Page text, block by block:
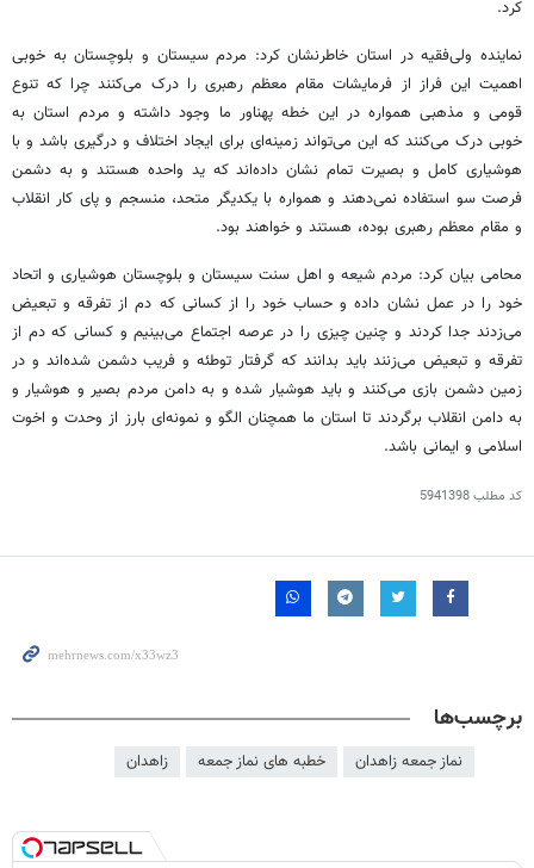
کرد.
نماینده ولی‌فقیه در استان خاطرنشان کرد: مردم سیستان و بلوچستان به خوبی
اهمیت این فراز از فرمایشات مقام معظم رهبری را درک می‌کنند چرا که تنوع
قومی و مذهبی همواره در این خطه پهناور ما وجود داشته و مردم استان به
خوبی درک می‌کنند که این می‌تواند زمینه‌ای برای ایجاد اختلاف و درگیری باشد و با
هوشیاری کامل و بصیرت تمام نشان داده‌اند که ید واحده هستند و به دشمن
فرصت سو استفاده نمی‌دهند و همواره با یکدیگر متحد، منسجم و پای کار انقلاب
و مقام معظم رهبری بوده، هستند و خواهند بود.
محامی بیان کرد: مردم شیعه و اهل سنت سیستان و بلوچستان هوشیاری و اتحاد
خود را در عمل نشان داده و حساب خود را از کسانی که دم از تفرقه و تبعیض
می‌زدند جدا کردند و چنین چیزی را در عرصه اجتماع می‌بینیم و کسانی که دم از
تفرقه و تبعیض می‌زنند باید بدانند که گرفتار توطئه و فریب دشمن شده‌اند و در
زمین دشمن بازی می‌کنند و باید هوشیار شده و به دامن مردم بصیر و هوشیار و
به دامن انقلاب برگردند تا استان ما همچنان الگو و نمونه‌ای بارز از وحدت و اخوت
اسلامی و ایمانی باشد.
کد مطلب5941398
برچسب‌ها
نماز جمعه زاهدان خطبه های نماز جمعه زاهدان